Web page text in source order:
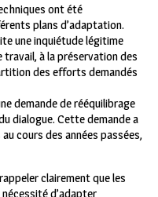
ont été
plans d’adaptation.
une inquiétude légitime
à la préservation des
des efforts demandés
demande de rééquilibrage
dialogue. Cette demande a
cours des années passées,
clairement que les
d’adapter